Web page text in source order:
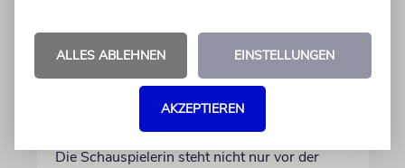
Einsatz gegen Judenhass:
Iris Berben erhält Deutschen
Kulturpolitikpreis
Die Schauspielerin steht nicht nur vor der
ALLES ABLEHNEN EINSTELLUNGEN
AKZEPTIEREN